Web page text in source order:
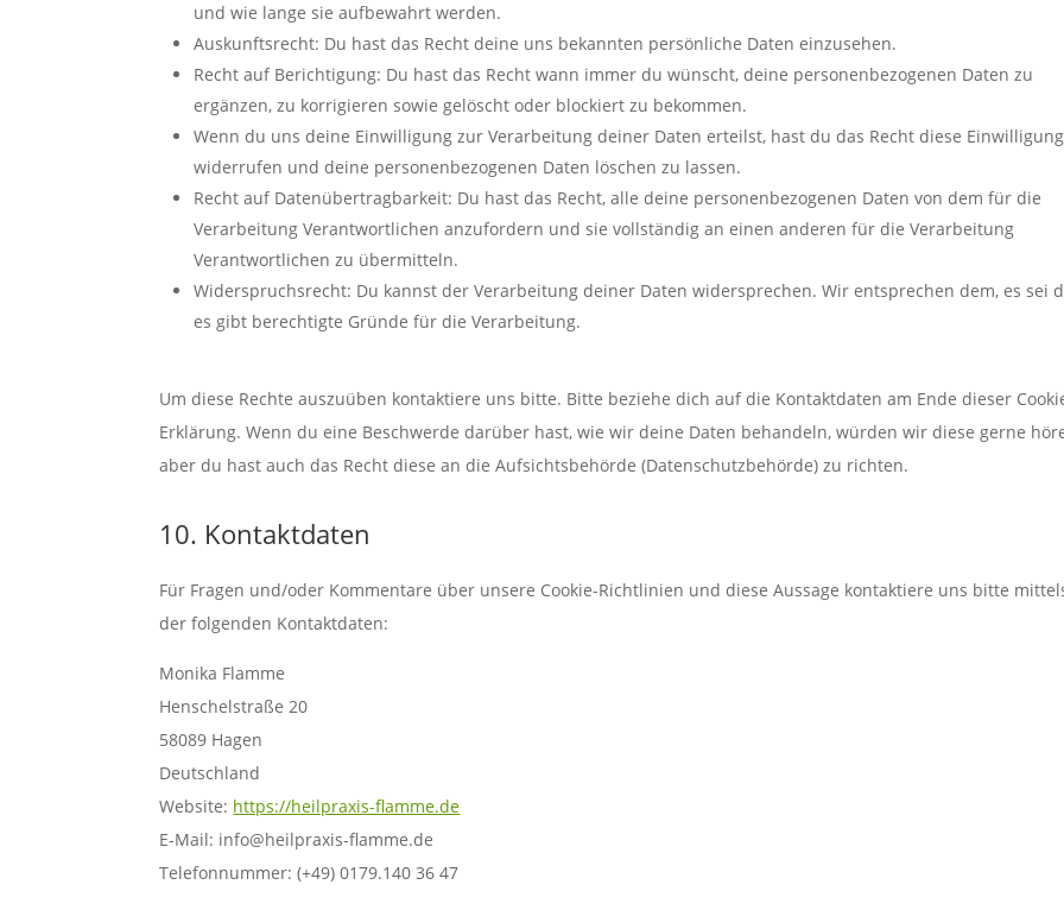
und wie lange sie aufbewahrt werden.
Auskunftsrecht: Du hast das Recht deine uns bekannten persönliche Daten einzusehen.
Recht auf Berichtigung: Du hast das Recht wann immer du wünscht, deine personenbezogenen Daten zu
ergänzen, zu korrigieren sowie gelöscht oder blockiert zu bekommen.
Wenn du uns deine Einwilligung zur Verarbeitung deiner Daten erteilst, hast du das Recht diese
widerrufen und deine personenbezogenen Daten löschen zu lassen.
Recht auf Datenübertragbarkeit: Du hast das Recht, alle deine personenbezogenen Daten von dem für die
Verarbeitung Verantwortlichen anzufordern und sie vollständig an einen anderen für die Verarbeitung
Verantwortlichen zu übermitteln.
Widerspruchsrecht: Du kannst der Verarbeitung deiner Daten widersprechen. Wir entsprechen dem, es sei
es gibt berechtigte Gründe für die Verarbeitung.
Um diese Rechte auszuüben kontaktiere uns bitte. Bitte beziehe dich auf die Kontaktdaten am Ende dieser
Erklärung. Wenn du eine Beschwerde darüber hast, wie wir deine Daten behandeln, würden wir diese gerne
aber du hast auch das Recht diese an die Aufsichtsbehörde (Datenschutzbehörde) zu richten.
10. Kontaktdaten
Für Fragen und/oder Kommentare über unsere Cookie-Richtlinien und diese Aussage kontaktiere uns bitte
der folgenden Kontaktdaten:
Monika Flamme
Henschelstraße 20
58089 Hagen
Deutschland
Website: https://heilpraxis-flamme.de
E-Mail: info@heilpraxis-flamme.de
Telefonnummer: (+49) 0179.140 36 47